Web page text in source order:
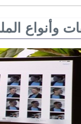
وأنواع